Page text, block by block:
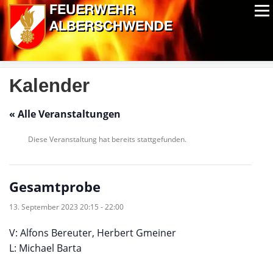
Zum
Inhalt
springen
Menü
ALPIN-NASSWETTBEWERB MITGLIEDER
Kalender
« Alle Veranstaltungen
Diese Veranstaltung hat bereits stattgefunden.
Gesamtprobe
13. September 2023 20:15 -22:00
V: Alfons Bereuter, Herbert Gmeiner
L: Michael Barta